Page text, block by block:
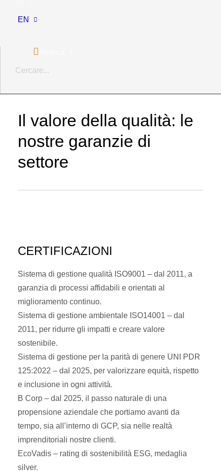
EN
assicurare che i nostri standard superino
Il valore della qualità: le
nostre garanzie di
settore
CERTIFICAZIONI
Sistema di gestione qualità ISO9001 – dal 2011, a
garanzia di processi affidabili e orientati al
miglioramento continuo.
Sistema di gestione ambientale ISO14001 – dal
2011, per ridurre gli impatti e creare valore
sostenibile.
Sistema di gestione per la parità di genere UNI PDR
125:2022 – dal 2025, per valorizzare equità, rispetto
e inclusione in ogni attività.
B Corp – dal 2025, il passo naturale di una
propensione aziendale che portiamo avanti da
tempo, sia all’interno di GCP, sia nelle realtà
imprenditoriali nostre clienti.
EcoVadis – rating di sostenibilità ESG, medaglia
silver.